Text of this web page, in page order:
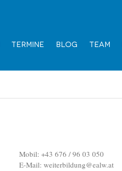
Termine Blog Team
Mobil: +43 676 / 96 03 050
E-Mail: weiterbildung@ealw.at